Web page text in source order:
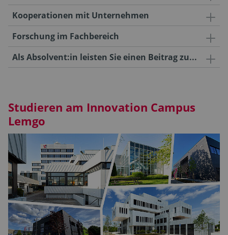
Kooperationen mit Unternehmen
Forschung im Fachbereich
Als Absolvent:in leisten Sie einen Beitrag zu...
Studieren am Innovation Campus
Lemgo